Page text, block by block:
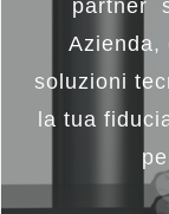
partner
Azienda,
soluzioni
la tua